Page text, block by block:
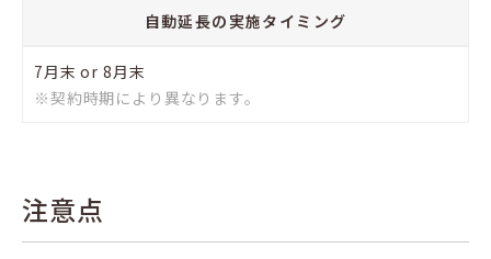
自動延長の実施タイミング
7月末 or 8月末
※契約時期により異なります。
注意点